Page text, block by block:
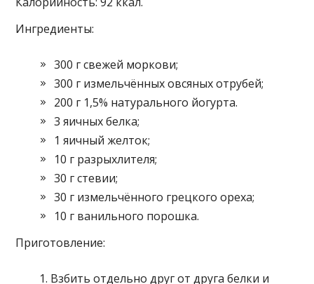
Ингредиенты:
300 г свежей моркови;
300 г измельчённых овсяных отрубей;
200 г 1,5% натурального йогурта.
3 яичных белка;
1 яичный желток;
10 г разрыхлителя;
30 г стевии;
30 г измельчённого грецкого ореха;
10 г ванильного порошка.
Приготовление:
Взбить отдельно друг от друга белки и